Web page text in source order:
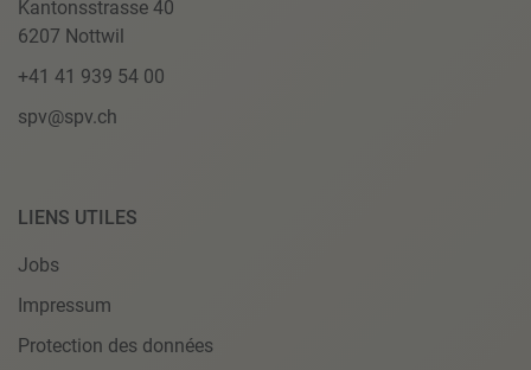
Kantonsstrasse 40
6207 Nottwil
+41 41 939 54 00
spv@spv.ch
LIENS UTILES
Jobs
Impressum
Protection des données